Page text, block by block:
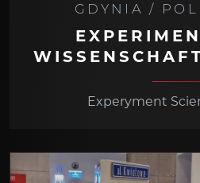
GDYNIA /
Experyment